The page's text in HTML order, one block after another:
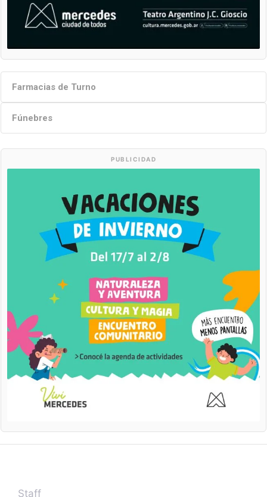
Farmacias de Turno
Fúnebres
PUBLICIDAD
Staff